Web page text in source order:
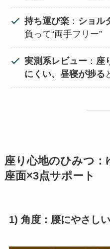
持ち運び楽 ： ショル
負って“両手フリー”
実測系レビュー ： 座
にくい、昼寝が捗る
座り心地のひみつ
座面×3点サポート
1) 角度：腰にやさし